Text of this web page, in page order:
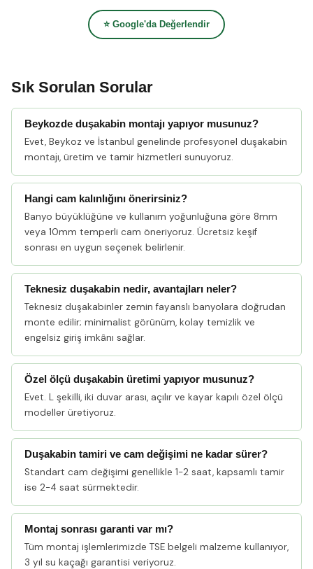
⭐ Google'da Değerlendir
Sık Sorulan Sorular
Beykozde duşakabin montajı yapıyor musunuz?
Evet, Beykoz ve İstanbul genelinde profesyonel duşakabin
montajı, üretim ve tamir hizmetleri sunuyoruz.
Hangi cam kalınlığını önerirsiniz?
Banyo büyüklüğüne ve kullanım yoğunluğuna göre 8mm
veya 10mm temperli cam öneriyoruz. Ücretsiz keşif
sonrası en uygun seçenek belirlenir.
Teknesiz duşakabin nedir, avantajları neler?
Teknesiz duşakabinler zemin fayanslı banyolara doğrudan
monte edilir; minimalist görünüm, kolay temizlik ve
engelsiz giriş imkânı sağlar.
Özel ölçü duşakabin üretimi yapıyor musunuz?
Evet. L şekilli, iki duvar arası, açılır ve kayar kapılı özel ölçü
modeller üretiyoruz.
Duşakabin tamiri ve cam değişimi ne kadar sürer?
Standart cam değişimi genellikle 1-2 saat, kapsamlı tamir
ise 2-4 saat sürmektedir.
Montaj sonrası garanti var mı?
Tüm montaj işlemlerimizde TSE belgeli malzeme kullanıyor,
3 yıl su kaçağı garantisi veriyoruz.